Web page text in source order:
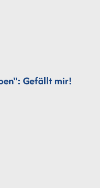
Gefällt mir!